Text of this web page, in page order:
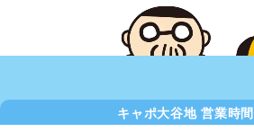
キャポ大谷地 営業時間